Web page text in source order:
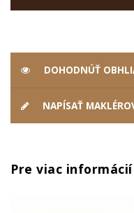
DOHODNÚŤ
NAPÍSAŤ
Pre viac